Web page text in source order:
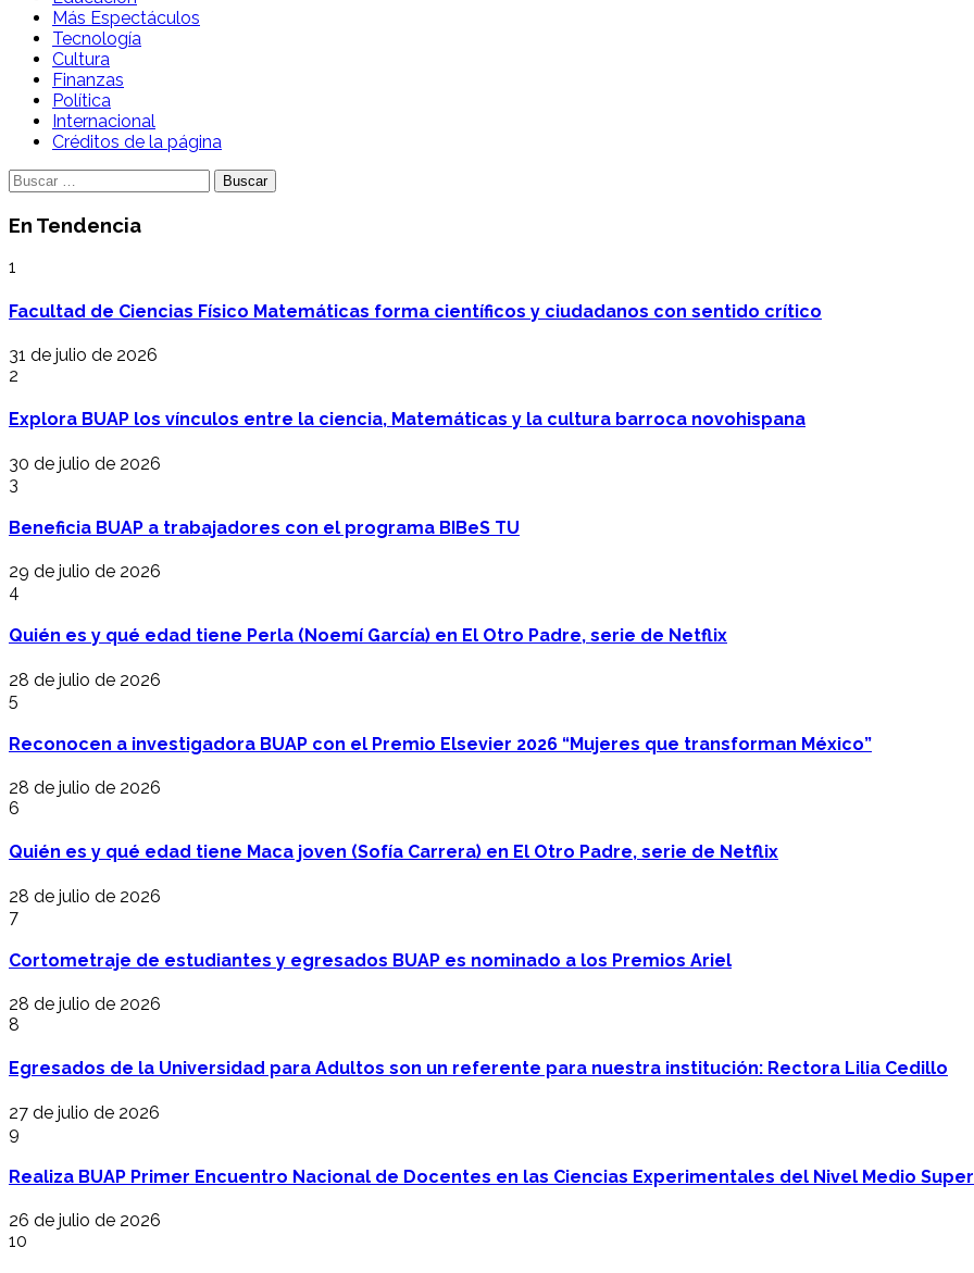
Más Espectáculos
Tecnología
Cultura
Finanzas
Política
Internacional
Créditos de la página
Buscar:
En Tendencia
1
Facultad de Ciencias Físico Matemáticas forma científicos y ciudadanos con sentido crítico
31 de julio de 2026
2
Explora BUAP los vínculos entre la ciencia, Matemáticas y la cultura barroca novohispana
30 de julio de 2026
3
Beneficia BUAP a trabajadores con el programa BIBeS TU
29 de julio de 2026
4
Quién es y qué edad tiene Perla (Noemí García) en El Otro Padre, serie de Netflix
28 de julio de 2026
5
Reconocen a investigadora BUAP con el Premio Elsevier 2026 “Mujeres que transforman México”
28 de julio de 2026
6
Quién es y qué edad tiene Maca joven (Sofía Carrera) en El Otro Padre, serie de Netflix
28 de julio de 2026
7
Cortometraje de estudiantes y egresados BUAP es nominado a los Premios Ariel
28 de julio de 2026
8
Egresados de la Universidad para Adultos son un referente para nuestra institución: Rectora Lilia Cedillo
27 de julio de 2026
9
Realiza BUAP Primer Encuentro Nacional de Docentes en las Ciencias Experimentales del Nivel Medio
26 de julio de 2026
10